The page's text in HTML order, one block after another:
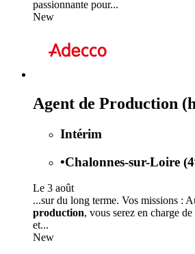
passionnante pour...
New
Agent de Production
Intérim
•Chalonnes-sur-Loire
Le 3 août
...sur du long terme. Vos missions :
production, vous serez en charge
et...
New